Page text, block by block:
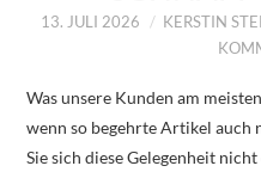
13. JULI 2026 KERSTIN
Was unsere Kunden am
wenn so begehrte Artikel auch
Sie sich diese Gelegenheit